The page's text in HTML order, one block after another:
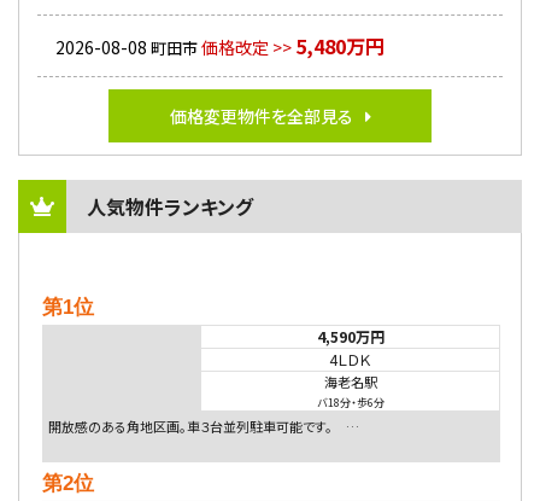
2026-08-08 町田市価格改定 >> 5,480万円
価格変更物件を全部見る
人気物件ランキング
第1位
4,590万円
4ＬＤＫ
海老名駅
バ18分・歩6分
開放感のある角地区画。車３台並列駐車可能です。 …
第2位